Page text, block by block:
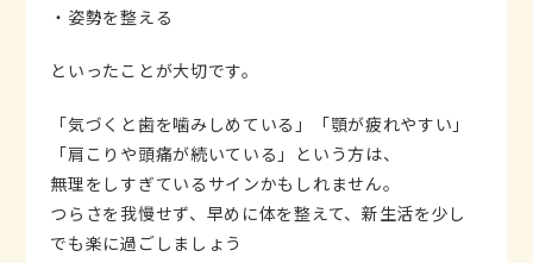
・姿勢を整える
といったことが大切です。
「気づくと歯を噛みしめている」「顎が疲れやすい」
「肩こりや頭痛が続いている」という方は、
無理をしすぎているサインかもしれません。
つらさを我慢せず、早めに体を整えて、新生活を少し
でも楽に過ごしましょう